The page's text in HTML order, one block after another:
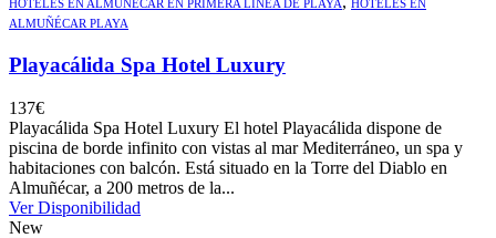
HOTELES EN ALMUÑÉCAR EN PRIMERA LÍNEA DE PLAYA
HOTELES EN
ALMUÑÉCAR PLAYA
Playacálida Spa Hotel Luxury
137€
Playacálida Spa Hotel Luxury El hotel Playacálida dispone de
piscina de borde infinito con vistas al mar Mediterráneo, un spa y
habitaciones con balcón. Está situado en la Torre del Diablo en
Almuñécar, a 200 metros de la...
Ver Disponibilidad
New